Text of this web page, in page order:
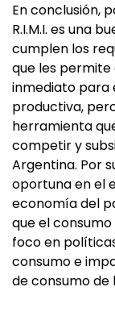
En conclusión,
R.I.M.I. es una
cumplen los
que les
inmediato para
productiva,
herramienta
competir y
Argentina. Por
oportuna en el
economía del
que el
foco en
consumo e
de consumo de